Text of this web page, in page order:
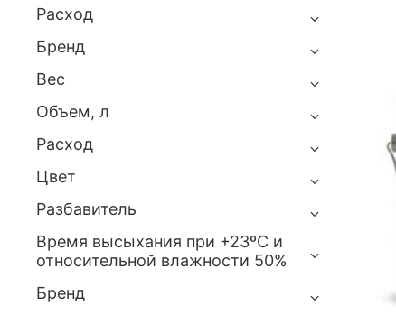
Расход
Бренд
Вес
Объем, л
Расход
Цвет
Разбавитель
Время высыхания при +23ºС и
относительной влажности 50%
Бренд